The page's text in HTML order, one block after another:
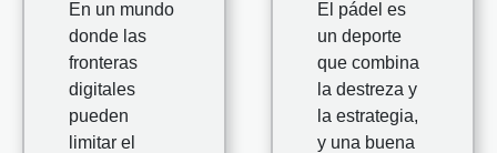
En un mundo
donde las
fronteras
digitales
pueden
limitar el
El pádel es
un deporte
que combina
la destreza y
la estrategia,
y una buena